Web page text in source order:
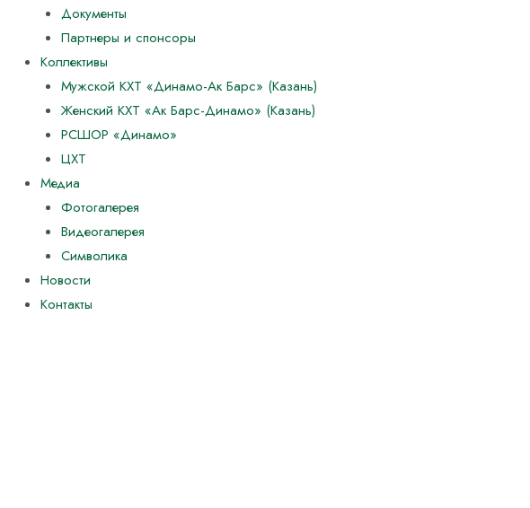
Документы
Партнеры и спонсоры
Коллективы
Мужской КХТ «Динамо-Ак Барс» (Казань)
Женский КХТ «Ак Барс-Динамо» (Казань)
РСШОР «Динамо»
ЦХТ
Медиа
Фотогалерея
Видеогалерея
Символика
Новости
Контакты